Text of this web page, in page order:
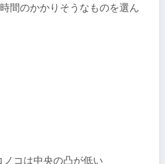
間のかかりそうなものを選ん
ノコは中央の凸が低い